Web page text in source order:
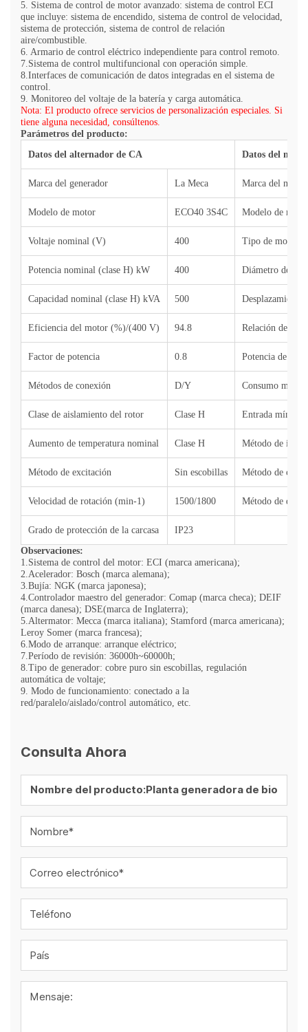
5. Sistema de control de motor avanzado: sistema de control ECI
que incluye: sistema de encendido, sistema de control de velocidad,
sistema de protección, sistema de control de relación
aire/combustible.
6. Armario de control eléctrico independiente para control remoto.
7.Sistema de control multifuncional con operación simple.
8.Interfaces de comunicación de datos integradas en el sistema de
control.
9. Monitoreo del voltaje de la batería y carga automática.
Nota: El producto ofrece servicios de personalización especiales. Si
tiene alguna necesidad, consúltenos.
Parámetros del producto:
Datos del alternador de CA
Datos del
Marca del generador La Meca Marca del motor
Modelo de motor ECO40 3S4C Modelo de
Voltaje nominal (V) 400 Tipo de motor
Potencia nominal (clase H) kW 400 Diámetro del
Capacidad nominal (clase H) kVA 500 Desplazamiento
Eficiencia del motor (%)/(400 V) 94.8 Relación de
Factor de potencia 0.8 Potencia de
Métodos de conexión D/Y Consumo
Clase de aislamiento del rotor Clase H Entrada mínima
Aumento de temperatura nominal Clase H Método de
Método de excitación Sin escobillas Método de
Velocidad de rotación (min-1) 1500/1800 Método de
Grado de protección de la carcasa
IP23
Observaciones:
1.Sistema de control del motor: ECI (marca americana);
2.Acelerador: Bosch (marca alemana);
3.Bujía: NGK (marca japonesa);
4.Controlador maestro del generador: Comap (marca checa); DEIF
(marca danesa); DSE(marca de Inglaterra);
5.Altermator: Mecca (marca italiana); Stamford (marca americana);
Leroy Somer (marca francesa);
6.Modo de arranque: arranque eléctrico;
7.Período de revisión: 36000h~60000h;
8.Tipo de generador: cobre puro sin escobillas, regulación
automática de voltaje;
9. Modo de funcionamiento: conectado a la
red/paralelo/aislado/control automático, etc.
Consulta Ahora
Nombre*
Correo electrónico*
Teléfono
País
Mensaje: